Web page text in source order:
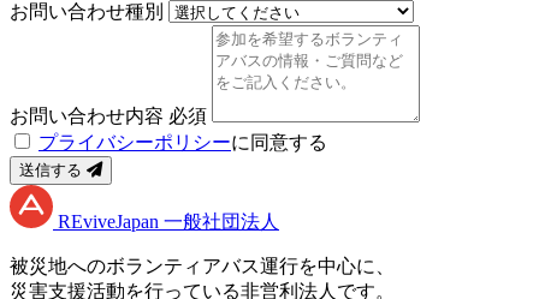
お問い合わせ種別
お問い合わせ内容 必須
プライバシーポリシーに同意する
送信する
REviveJapan 一般社団法人
被災地へのボランティアバス運行を中心に、
災害支援活動を行っている非営利法人です。